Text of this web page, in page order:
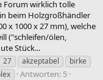
Forum wirklich tolle
beim Holzgroßhändler
x 1000 x 27 mm), welche
("schleifen/ölen,
Stück...
27 akzeptabel
birke
Antworten: 5